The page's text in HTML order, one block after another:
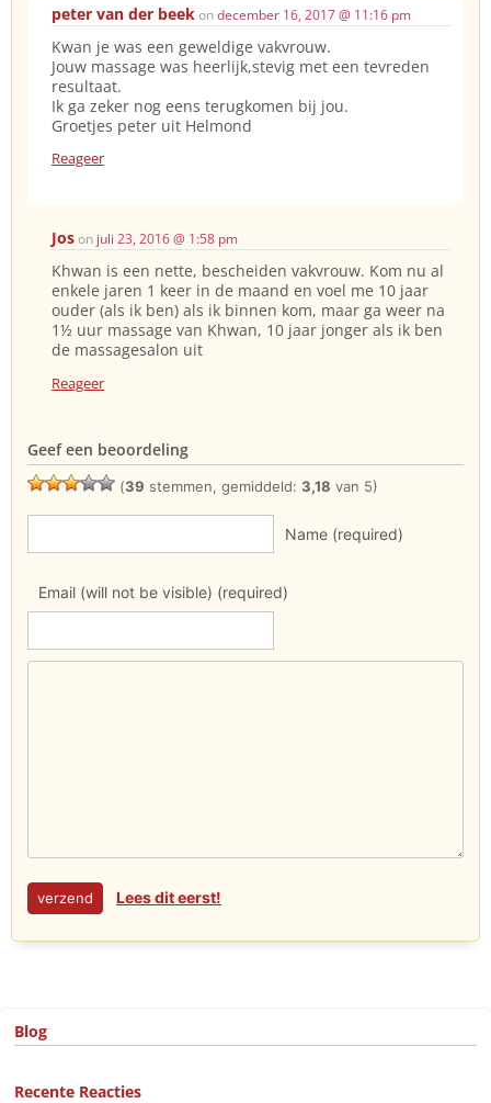
peter van der beekondecember 16, 2017 @ 11:16 pm
Kwan je was een geweldige vakvrouw.
Jouw massage was heerlijk,stevig met een tevreden
resultaat.
Ik ga zeker nog eens terugkomen bij jou.
Groetjes peter uit Helmond
Reageer
Joson juli 23, 2016 @ 1:58 pm
Khwan is een nette, bescheiden vakvrouw. Kom nu al
enkele jaren 1 keer in de maand en voel me 10 jaar
ouder (als ik ben) als ik binnen kom, maar ga weer na
1½ uur massage van Khwan, 10 jaar jonger als ik ben
de massagesalon uit
Reageer
Geef een beoordeling
(39 stemmen, gemiddeld: 3,18 van 5)
Name (required)
Email (will not be visible) (required)
Lees dit eerst!
Blog
Recente Reacties